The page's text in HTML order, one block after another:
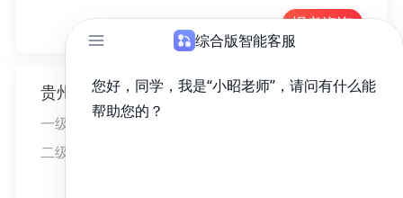
报考咨询
贵州医科大学
一级学科
1051临床医学
二级学科